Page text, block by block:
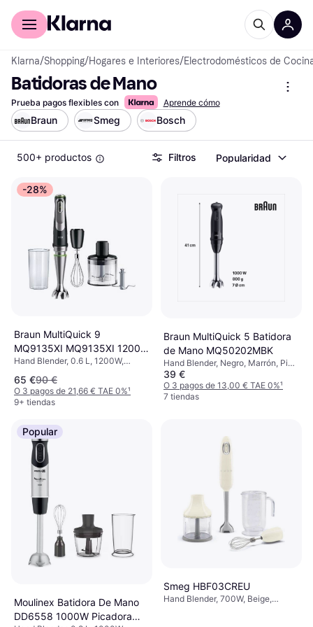
Comprar con Klarna
Klarna/Shopping/Hogares e Interiores/Electrodomésticos de
Batidoras de Mano
Prueba pagos flexibles con Aprende cómo
Braun Smeg Bosch
500+ productos Filtros Popularidad
-28%
Braun MultiQuick 9
MQ9135XI MQ9135XI 1200
W
Hand Blender, 0.6 L, 1200W,
Velocidades, Velocidad Ajustable,
Accesorio Aptos para Lavavajillas,
Pieza Desmontable, Triturador de
Función de Pulso, Control de
Velocidad Variable, Incl. Picadora,
Batidor, Vaso medidor
65 €90 €
O 3 pagos de 21,66 € TAE 0%¹
9+ tiendas
Braun MultiQuick 5 Batidora
de Mano MQ50202MBK
Hand Blender, Negro, Marrón, Pie
de Acero Inoxidable, Accesorio
Aptos para Lavavajillas, Incl. Vaso
medidor, Picadora
39 €
O 3 pagos de 13,00 € TAE 0%¹
7 tiendas
Popular
Moulinex Batidora De Mano
DD6558 1000W Picadora
Smeg HBF03CREU
Hand Blender, 700W, Beige,